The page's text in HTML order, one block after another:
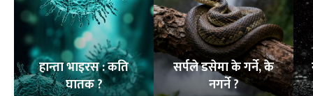
हान्ता भाइरस : कति
घातक ?
सर्पले डसेमा के गर्ने, के
नगर्ने ?